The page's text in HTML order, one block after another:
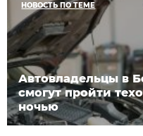
НОВОСТЬ ПО ТЕМЕ
Автовладельцы в
смогут пройти
ночью